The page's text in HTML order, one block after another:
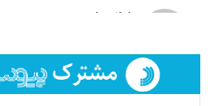
لیلا حنارود
فائزه فتحی رستمی